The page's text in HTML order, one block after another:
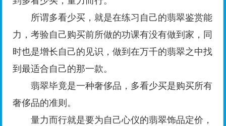
所谓多看少买，就是在练习自己的翡翠鉴赏能
力，考验自己购买前所做的功课有没有做到家，同
时也是增长自己的见识，做到在万千的翡翠之中找
到最适合自己的那一款。
翡翠毕竟是一种奢侈品，多看少买是购买所有
奢侈品的准则。
量力而行就是要为自己心仪的翡翠饰品定价，